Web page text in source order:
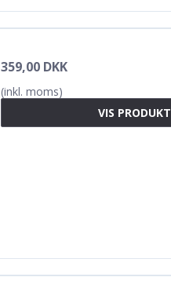
359,00 DKK
(inkl. moms)
VIS PRODUKT